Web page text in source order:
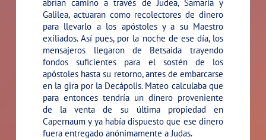
abrían camino a través de Judea, Samaria y
Galilea, actuaran como recolectores de dinero
para llevarlo a los apóstoles y a su Maestro
exiliados. Así pues, por la noche de ese día, los
mensajeros llegaron de Betsaida trayendo
fondos suficientes para el sostén de los
apóstoles hasta su retorno, antes de embarcarse
en la gira por la Decápolis. Mateo calculaba que
para entonces tendría un dinero proveniente
de la venta de su última propiedad en
Capernaum y ya había dispuesto que ese dinero
fuera entregado anónimamente a Judas.